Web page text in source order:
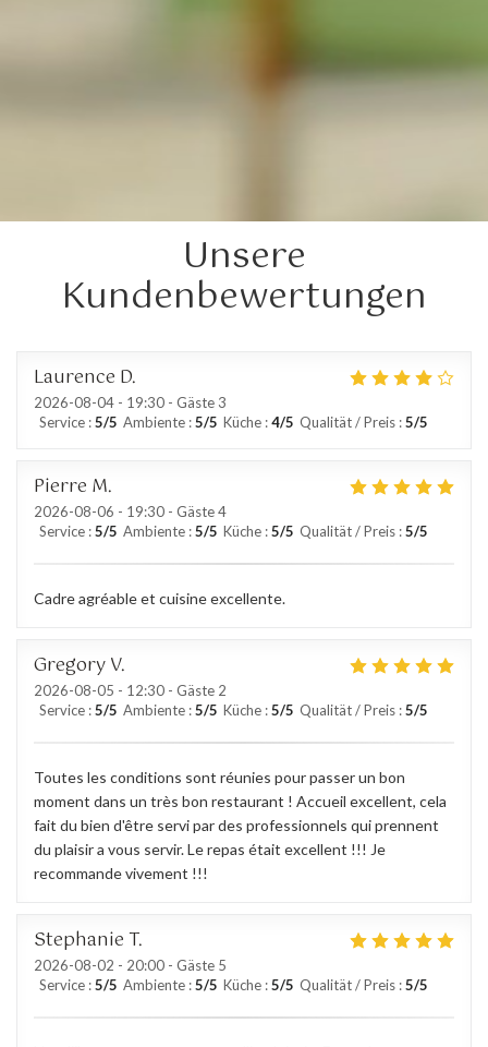
Unsere
Kundenbewertungen
Laurence D
2026-08-04 - 19:30 - Gäste 3
Service :5/5 Ambiente :5/5 Küche :4/5 Qualität / Preis :5/5
Pierre M
2026-08-06 - 19:30 - Gäste 4
Service :5/5 Ambiente :5/5 Küche :5/5 Qualität / Preis :5/5
Cadre agréable et cuisine excellente.
GregoryV
2026-08-05 - 12:30 - Gäste 2
Service :5/5 Ambiente :5/5 Küche :5/5 Qualität / Preis :5/5
Toutes les conditions sont réunies pour passer un bon
moment dans un très bon restaurant ! Accueil excellent, cela
fait du bien d'être servi par des professionnels qui prennent
du plaisir a vous servir. Le repas était excellent !!! Je
recommande vivement !!!
StephanieT
2026-08-02 - 20:00 - Gäste 5
Service :5/5 Ambiente :5/5 Küche :5/5 Qualität / Preis :5/5